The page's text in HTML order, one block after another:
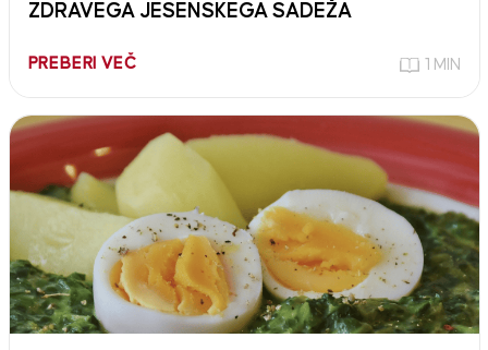
ZDRAVEGA JESENSKEGA SADEŽA
PREBERI VEČ 1 MIN